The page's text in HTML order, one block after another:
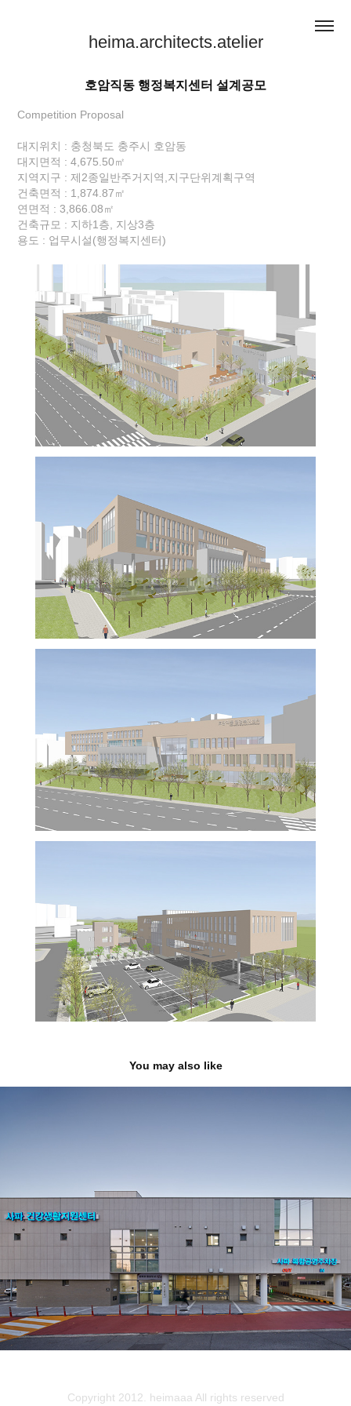
heima.architects.atelier
호암직동 행정복지센터 설계공모
Competition Proposal
대지위치 : 충청북도 충주시 호암동
대지면적 : 4,675.50㎡
지역지구 : 제2종일반주거지역,지구단위계획구역
건축면적 : 1,874.87㎡
연면적 : 3,866.08㎡
건축규모 : 지하1층, 지상3층
용도 : 업무시설(행정복지센터)
You may also like
사파동 복합공영주차타워 신축공사
2023
Copyright 2012. heimaaa All rights reserved